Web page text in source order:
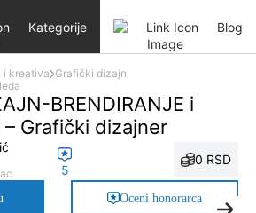
Kategorije
Blog
i kreativa Grafički dizajn
BRENDIRANJE i
– Grafički dizajner
0 RSD
5
Oceni honorarca